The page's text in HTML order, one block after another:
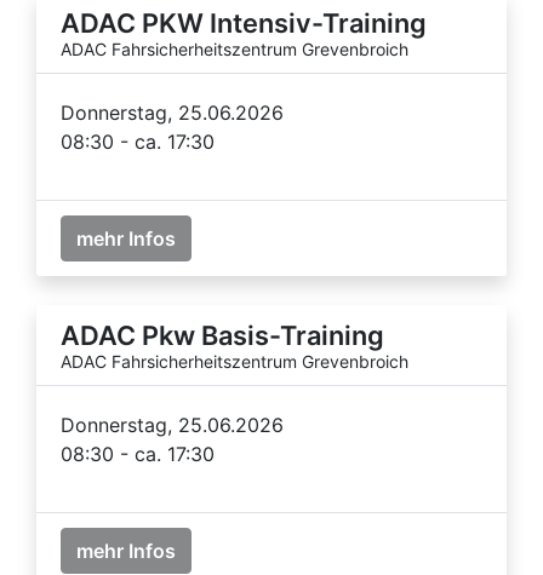
ADAC PKW Intensiv-Training
ADAC Fahrsicherheitszentrum Grevenbroich
Donnerstag, 25.06.2026
08:30 - ca. 17:30
mehr Infos
ADAC Pkw Basis-Training
ADAC Fahrsicherheitszentrum Grevenbroich
Donnerstag, 25.06.2026
08:30 - ca. 17:30
mehr Infos